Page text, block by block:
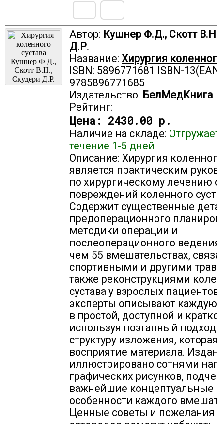
Автор: Кушнер Ф.Д., Скотт
Д.Р.
Название: Хирургия
ISBN: 5896771681 ISBN-
9785896771685
Издательство: БелМедКнига
Рейтинг:
Цена: 2430.00 р.
Наличие на складе:
течение 1-5 дней
Описание: Хирургия
является практическим
по хирургическому лечению
повреждений коленного
Содержит существенные
предоперационного
методики операции и
послеоперационного
чем 55 вмешательствах,
спортивными и другими
также реконструкциями
сустава у взрослых
эксперты описывают
в простой, доступной и
используя поэтапный
структуру изложения,
восприятие материала.
иллюстрировано сотнями
графических рисунков,
важнейшие концептуальные
особенности каждого
Ценные советы и пожелания